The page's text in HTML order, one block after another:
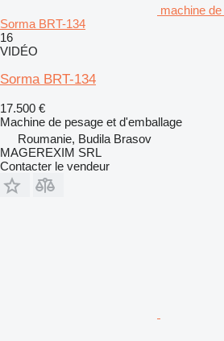
machine
Sorma BRT-134
16
VIDÉO
Sorma BRT-134
17.500 €
Machine de pesage et d'emballage
Roumanie, Budila Brasov
MAGEREXIM SRL
Contacter le vendeur